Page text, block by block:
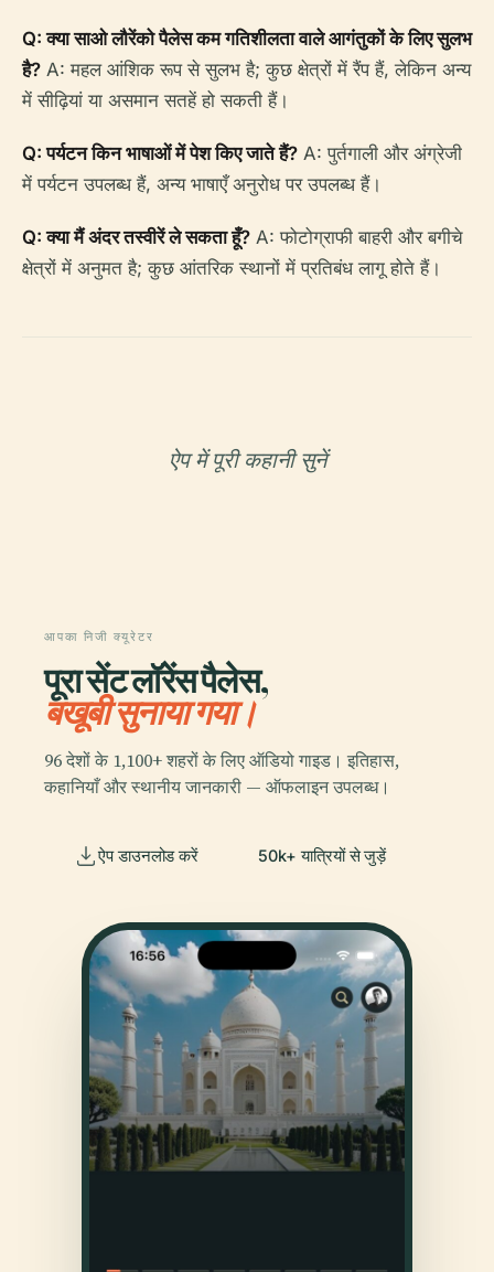
Q: क्या साओ लौरेंको पैलेस कम गतिशीलता वाले आगंतुकों के लिए सुलभ
है? A: महल आंशिक रूप से सुलभ है; कुछ क्षेत्रों में रैंप हैं, लेकिन अन्य
में सीढ़ियां या असमान सतहें हो सकती हैं।
Q: पर्यटन किन भाषाओं में पेश किए जाते हैं? A: पुर्तगाली और अंग्रेजी
में पर्यटन उपलब्ध हैं, अन्य भाषाएँ अनुरोध पर उपलब्ध हैं।
Q: क्या मैं अंदर तस्वीरें ले सकता हूँ? A: फोटोग्राफी बाहरी और बगीचे
क्षेत्रों में अनुमत है; कुछ आंतरिक स्थानों में प्रतिबंध लागू होते हैं।
ऐप में पूरी कहानी सुनें
आपका निजी क्यूरेटर
पूरा सेंट लॉरेंस पैलेस,
बखूबी सुनाया गया।
96 देशों के 1,100+ शहरों के लिए ऑडियो गाइड। इतिहास,
कहानियाँ और स्थानीय जानकारी — ऑफलाइन उपलब्ध।
ऐप डाउनलोड करें 50k+ यात्रियों से जुड़ें